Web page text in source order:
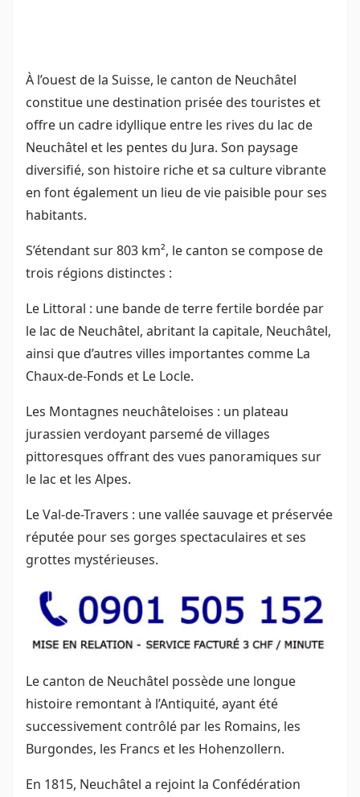
À l’ouest de la Suisse, le canton de Neuchâtel
constitue une destination prisée des touristes et
offre un cadre idyllique entre les rives du lac de
Neuchâtel et les pentes du Jura. Son paysage
diversifié, son histoire riche et sa culture vibrante
en font également un lieu de vie paisible pour ses
habitants.
S’étendant sur 803 km², le canton se compose de
trois régions distinctes :
Le Littoral : une bande de terre fertile bordée par
le lac de Neuchâtel, abritant la capitale, Neuchâtel,
ainsi que d’autres villes importantes comme La
Chaux-de-Fonds et Le Locle.
Les Montagnes neuchâteloises : un plateau
jurassien verdoyant parsemé de villages
pittoresques offrant des vues panoramiques sur
le lac et les Alpes.
Le Val-de-Travers : une vallée sauvage et préservée
réputée pour ses gorges spectaculaires et ses
grottes mystérieuses.
Le canton de Neuchâtel possède une longue
histoire remontant à l’Antiquité, ayant été
successivement contrôlé par les Romains, les
Burgondes, les Francs et les Hohenzollern.
En 1815, Neuchâtel a rejoint la Confédération